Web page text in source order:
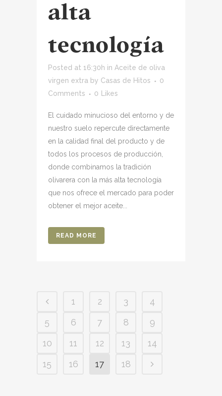
alta
tecnología
Posted at 16:30h in Aceite de oliva
virgen extra by Casas de Hitos
0
Comments
0 Likes
El cuidado minucioso del entorno y de
nuestro suelo repercute directamente
en la calidad final del producto y de
todos los procesos de producción,
donde combinamos la tradición
olivarera con la más alta tecnología
que nos ofrece el mercado para poder
obtener el mejor aceite...
READ MORE
1 2 3
4
5
6 7 8
9
10
11 12 13
14
15
16 17 18